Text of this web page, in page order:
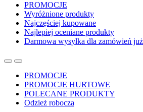
PROMOCJE
Wyróżnione produkty
Najczęściej kupowane
Najlepiej oceniane produkty
Darmowa wysyłka dla zamówień
PROMOCJE
PROMOCJE HURTOWE
POLECANE PRODUKTY
Odzież robocza